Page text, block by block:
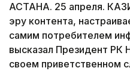
АСТАНА. 25 апреля.
эру контента,
самим потребителем
высказал Президент РК
своем приветственном